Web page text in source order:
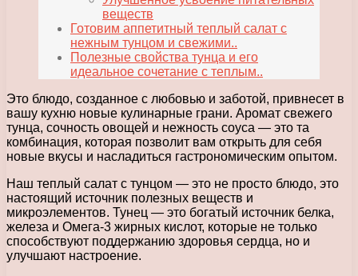
веществ
Готовим аппетитный теплый салат с
нежным тунцом и свежими..
Полезные свойства тунца и его
идеальное сочетание с теплым..
Это блюдо, созданное с любовью и заботой, привнесет в
вашу кухню новые кулинарные грани. Аромат свежего
тунца, сочность овощей и нежность соуса — это та
комбинация, которая позволит вам открыть для себя
новые вкусы и насладиться гастрономическим опытом.
Наш теплый салат с тунцом — это не просто блюдо, это
настоящий источник полезных веществ и
микроэлементов. Тунец — это богатый источник белка,
железа и Омега-3 жирных кислот, которые не только
способствуют поддержанию здоровья сердца, но и
улучшают настроение.